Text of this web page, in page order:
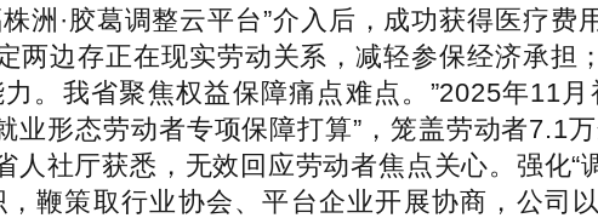
洲·胶葛调整云平台”介入后，成功获得医疗费
边存正在现实劳动关系，减轻参保经济承担
。我省聚焦权益保障痛点难点。”2025年11月
业形态劳动者专项保障打算”，笼盖劳动者7.1
社厅获悉，无效回应劳动者焦点关心。强化“
鞭策取行业协会、平台企业开展协商，公司